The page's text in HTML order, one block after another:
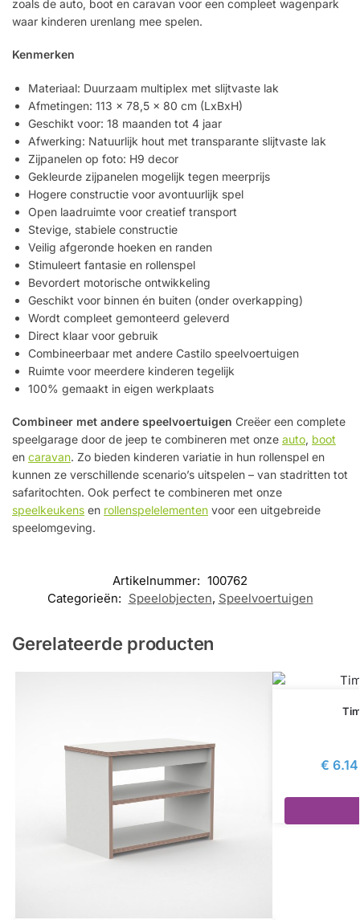
zoals de auto, boot en caravan voor een compleet wagenpark
waar kinderen urenlang mee spelen.
Kenmerken
Materiaal: Duurzaam multiplex met slijtvaste lak
Afmetingen: 113 x 78,5 x 80 cm (LxBxH)
Geschikt voor: 18 maanden tot 4 jaar
Afwerking: Natuurlijk hout met transparante slijtvaste lak
Zijpanelen op foto: H9 decor
Gekleurde zijpanelen mogelijk tegen meerprijs
Hogere constructie voor avontuurlijk spel
Open laadruimte voor creatief transport
Stevige, stabiele constructie
Veilig afgeronde hoeken en randen
Stimuleert fantasie en rollenspel
Bevordert motorische ontwikkeling
Geschikt voor binnen én buiten (onder overkapping)
Wordt compleet gemonteerd geleverd
Direct klaar voor gebruik
Combineerbaar met andere Castilo speelvoertuigen
Ruimte voor meerdere kinderen tegelijk
100% gemaakt in eigen werkplaats
Combineer met andere speelvoertuigen Creëer een complete
speelgarage door de jeep te combineren met onze auto, boot
en caravan. Zo bieden kinderen variatie in hun rollenspel en
kunnen ze verschillende scenario’s uitspelen – van stadritten tot
safaritochten. Ook perfect te combineren met onze
speelkeukens en rollenspelelementen voor een uitgebreide
speelomgeving.
Artikelnummer: 100762
Categorieën: Speelobjecten, Speelvoertuigen
Gerelateerde producten
€